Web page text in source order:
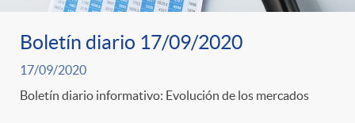
Boletín diario 17/09/2020
17/09/2020
Boletín diario informativo: Evolución de los mercados